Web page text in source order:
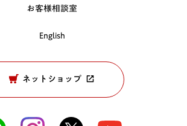
お客様相談室
English
ネットショップ